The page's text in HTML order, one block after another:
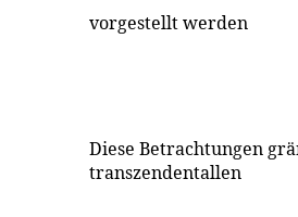
vorgestellt werden
Diese Betrachtungen
transzendentallen